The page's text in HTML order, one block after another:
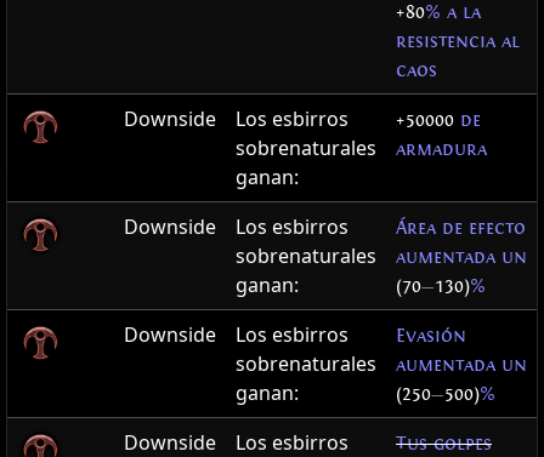
+80% a la
resistencia al
caos
Downside
Los esbirros
sobrenaturales
ganan:
+50000 de
armadura
Downside
Los esbirros
sobrenaturales
ganan:
Área de efecto
aumentada un
(70—130)%
Downside
Los esbirros
sobrenaturales
ganan:
Evasión
aumentada un
(250—500)%
Downside
Los esbirros
Tus golpes